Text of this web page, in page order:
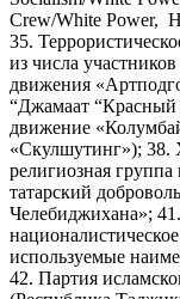
Crew/White Power,
35.
из числа
движения
“Джамаат
движение
«Скулшутинг»); 38.
религиозная
татарский
Челебиджихана»;
используемые
42. Партия